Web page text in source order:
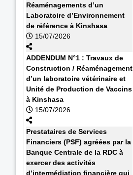
Réaménagements d’un
Laboratoire d’Environnement
de référence à Kinshasa
15/07/2026
ADDENDUM N°1 : Travaux de
Construction / Réaménagement
d’un laboratoire vétérinaire et
Unité de Production de Vaccins
à Kinshasa
15/07/2026
Prestataires de Services
Financiers (PSF) agréées par la
Banque Centrale de la RDC à
exercer des activités
d’intermédiation financière qui